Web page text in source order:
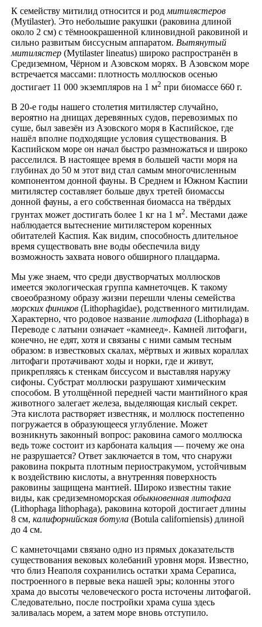
К семейству митилид относится и род митилястеров
(Mytilaster). Это небольшие ракушки (раковина длиной
около 2 см) с тёмноокрашенной клиновидной раковиной и
сильно развитым биссусным аппаратом. Вытянутый
митилястер (Mytilaster lineatus) широко распространён в
Средиземном, Чёрном и Азовском морях. В Азовском море
встречается массами: плотность моллюсков осенью
достигает 11 000 экземпляров на 1 м2 при биомассе 660 г.
В 20-е годы нашего столетия митилястер случайно,
вероятно на днищах деревянных судов, перевозимых по
суше, был завезён из Азовского моря в Каспийское, где
нашёл вполне подходящие условия существования. В
Каспийском море он начал быстро размножаться и широко
расселился. В настоящее время в большей части моря на
глубинах до 50 м этот вид стал самым многочисленным
компонентом донной фауны. В Среднем и Южном Каспии
митилястер составляет больше двух третей биомассы
донной фауны, а его собственная биомасса на твёрдых
грунтах может достигать более 1 кг на 1 м2. Местами даже
наблюдается вытеснение митилястером коренных
обитателей Каспия. Как видим, способность длительное
время существовать вне воды обеспечила виду
возможность захвата нового обширного плацдарма.
Мы уже знаем, что среди двустворчатых моллюсков
имеется экологическая группа камнеточцев. К такому
своеобразному образу жизни перешли члены семейства
морских фиников (Lithophagidae), родственного митилидам.
Характерно, что родовое название литофага (Lithophaga) в
Переводе с латыни означает «камнеед». Камней литофаги,
конечно, не едят, хотя и связаны с ними самым тесным
образом: в известковых скалах, мёртвых и живых кораллах
литофаги протачивают ходы и норки, где и живут,
прикрепляясь к стенкам биссусом и выставляя наружу
сифоны. Субстрат моллюски разрушают химическим
способом. В утолщённой передней части мантийного края
животного залегает железа, выделяющая кислый секрет.
Эта кислота растворяет известняк, и моллюск постепенно
погружается в образующееся углубление. Может
возникнуть законный вопрос: раковина самого моллюска
ведь тоже состоит из карбоната кальция — почему же она
не разрушается? Ответ заключается в том, что снаружи
раковина покрыта плотным периостракумом, устойчивым
к воздействию кислоты, а внутренняя поверхность
раковины защищена мантией. Широко известны такие
виды, как средиземноморская обыкновенная литофага
(Lithophaga lithophaga), раковина которой достигает длины
8 см, калифорнийская ботула (Botula californiensis) длиной
до 4 см.
С камнеточцами связано одно из прямых доказательств
существования вековых колебаний уровня моря. Известно,
что близ Неаполя сохранились остатки храма Сераписа,
построенного в первые века нашей эры; колонны этого
храма до высоты человеческого роста источены литофагой.
Следовательно, после постройки храма суша здесь
заливалась морем, а затем море вновь отступило.